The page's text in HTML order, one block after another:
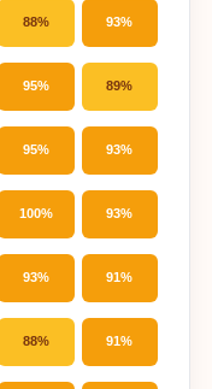
88% 93%
95% 89%
95% 93%
100% 93%
93% 91%
88% 91%